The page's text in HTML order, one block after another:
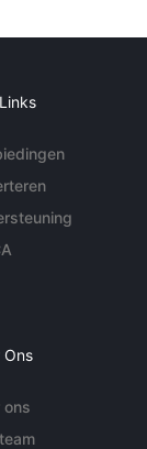
Ons
ons